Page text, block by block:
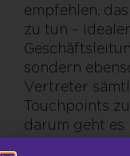
empfehlen,
zu tun –
sondern
Vertreter
Touchpoints
darum geht es
Kunden ein